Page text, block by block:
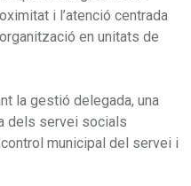
i l’atenció centrada
en unitats de
la gestió delegada, una
dels servei socials
municipal del servei i